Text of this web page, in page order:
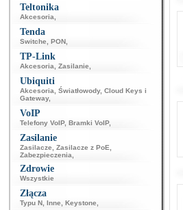
Teltonika
Akcesoria
Tenda
Switche PON
TP-Link
Akcesoria Zasilanie
Ubiquiti
Akcesoria Światłowody, Cloud Keys i
Gateway,
VoIP
Telefony VoIP, Bramki VoIP,
Zasilanie
Zasilacze Zasilacze z PoE
Zabezpieczenia
Zdrowie
Wszystkie
Złącza
Typu N Inne Keystone